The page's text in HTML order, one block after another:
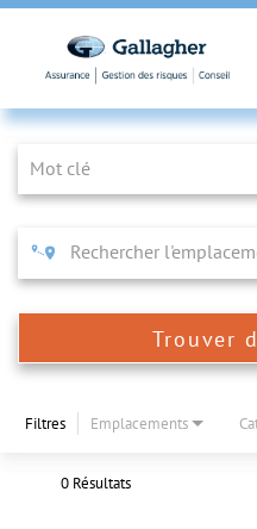
Job Search Page
Trouver
Filtres Emplacements
0 Résultats